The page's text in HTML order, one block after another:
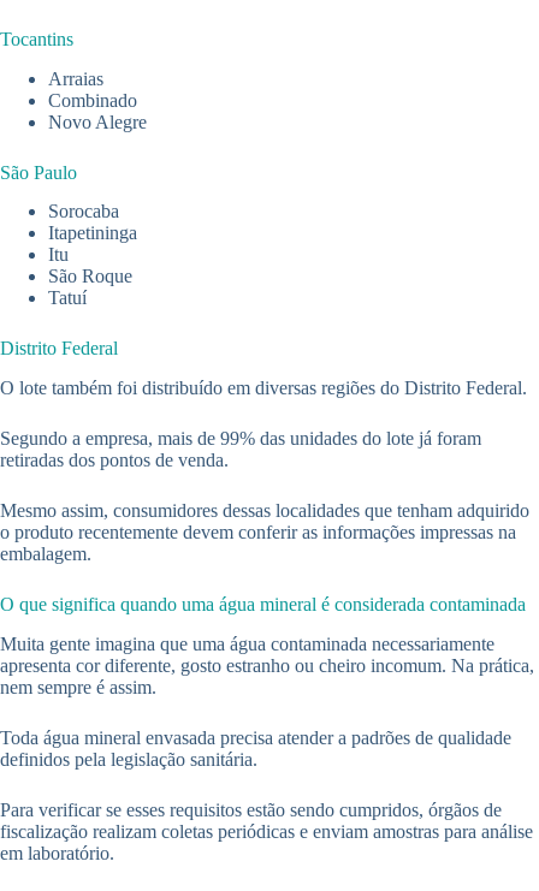
Tocantins
Arraias
Combinado
Novo Alegre
São Paulo
Sorocaba
Itapetininga
Itu
São Roque
Tatuí
Distrito Federal
O lote também foi distribuído em diversas regiões do Distrito Federal.
Segundo a empresa, mais de 99% das unidades do lote já foram
retiradas dos pontos de venda.
Mesmo assim, consumidores dessas localidades que tenham adquirido
o produto recentemente devem conferir as informações impressas na
embalagem.
O que significa quando uma água mineral é considerada contaminada
Muita gente imagina que uma água contaminada necessariamente
apresenta cor diferente, gosto estranho ou cheiro incomum. Na prática,
nem sempre é assim.
Toda água mineral envasada precisa atender a padrões de qualidade
definidos pela legislação sanitária.
Para verificar se esses requisitos estão sendo cumpridos, órgãos de
fiscalização realizam coletas periódicas e enviam amostras para análise
em laboratório.